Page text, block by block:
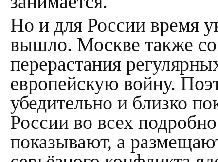
Но и для России время
вышло. Москве также
перерастания
европейскую войну.
убедительно и близко
России во всех
показывают, а